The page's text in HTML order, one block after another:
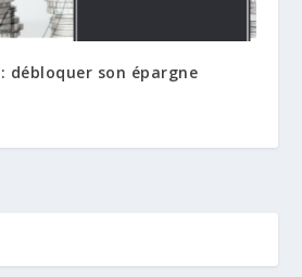
débloquer son épargne